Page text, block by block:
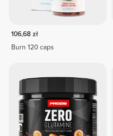
106,68 zł
Burn 120 caps